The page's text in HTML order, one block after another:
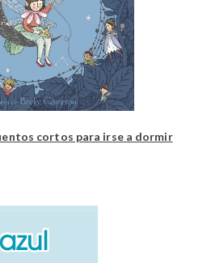
cortos para irse a dormir